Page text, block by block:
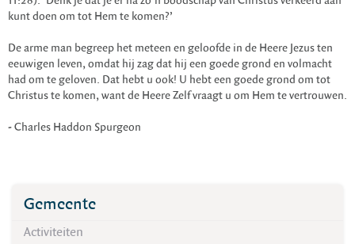
kunt doen om tot Hem te komen?’
De arme man begreep het meteen en geloofde in de Heere Jezus ten
eeuwigen leven, omdat hij zag dat hij een goede grond en volmacht
had om te geloven. Dat hebt u ook! U hebt een goede grond om tot
Christus te komen, want de Heere Zelf vraagt u om Hem te vertrouwen.
- Charles Haddon Spurgeon
Gemeente
Activiteiten